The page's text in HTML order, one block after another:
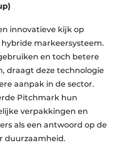
innovatieve kijk op
markeersysteem.
en toch betere
draagt deze technologie
aanpak in de sector.
Pitchmark hun
verpakkingen en
als een antwoord op de
duurzaamheid.